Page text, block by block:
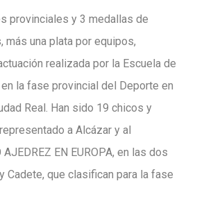
provinciales y 3 medallas de
más una plata por equipos,
realizada por la Escuela de
la fase provincial del Deporte en
Real. Han sido 19 chicos y
a Alcázar y al
EN EUROPA, en las dos
Cadete, que clasifican para la fase